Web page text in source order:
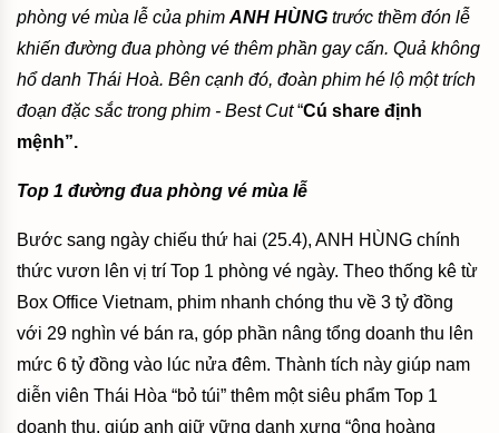
phòng vé mùa lễ của phim ANH HÙNG trước thềm đón lễ
khiến đường đua phòng vé thêm phần gay cấn. Quả không
hổ danh Thái Hoà. Bên cạnh đó, đoàn phim hé lộ một trích
đoạn đặc sắc trong phim - Best Cut“Cú share định
mệnh”.
Top 1 đường đua phòng vé mùa lễ
Bước sang ngày chiếu thứ hai (25.4), ANH HÙNG chính
thức vươn lên vị trí Top 1 phòng vé ngày. Theo thống kê từ
Box Office Vietnam, phim nhanh chóng thu về 3 tỷ đồng
với 29 nghìn vé bán ra, góp phần nâng tổng doanh thu lên
mức 6 tỷ đồng vào lúc nửa đêm. Thành tích này giúp nam
diễn viên Thái Hòa “bỏ túi” thêm một siêu phẩm Top 1
doanh thu, giúp anh giữ vững danh xưng “ông hoàng